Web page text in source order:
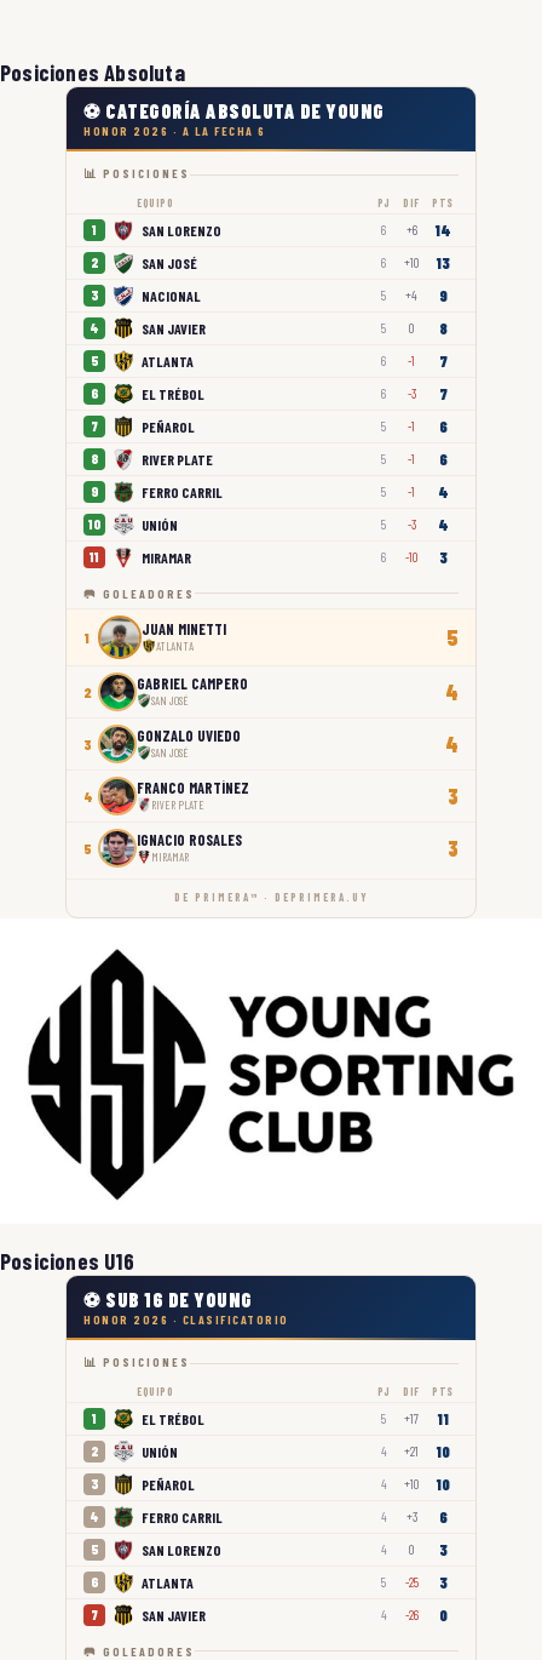
Posiciones Absoluta
⚽ CATEGORÍA ABSOLUTA DE YOUNG
HONOR 2026 · A LA FECHA 6
📊 POSICIONES
EQUIPO PJ DIF PTS
1 SAN LORENZO 6 +6 14
2 SAN JOSÉ 6 +10 13
3 NACIONAL 5 +4 9
4 SAN JAVIER 5 0 8
5 ATLANTA 6 -1 7
6 EL TRÉBOL 6 -3 7
7 PEÑAROL 5 -1 6
8 RIVER PLATE 5 -1 6
9 FERRO CARRIL 5 -1 4
10 UNIÓN 5 -3 4
11 MIRAMAR 6 -10 3
🥅 GOLEADORES
1 JUAN MINETTI
ATLANTA 5
2 GABRIEL CAMPERO
SAN JOSÉ 4
3 GONZALO UVIEDO
SAN JOSÉ 4
4 FRANCO MARTÍNEZ
RIVER PLATE 3
5 IGNACIO ROSALES
MIRAMAR 3
DE PRIMERA™ · DEPRIMERA.UY
Posiciones U16
⚽ SUB 16 DE YOUNG
HONOR 2026 · CLASIFICATORIO
📊 POSICIONES
EQUIPO PJ DIF PTS
1 EL TRÉBOL 5 +17 11
2 UNIÓN 4 +21 10
3 PEÑAROL 4 +10 10
4 FERRO CARRIL 4 +3 6
5 SAN LORENZO 4 0 3
6 ATLANTA 5 -25 3
7 SAN JAVIER 4 -26 0
🥅 GOLEADORES